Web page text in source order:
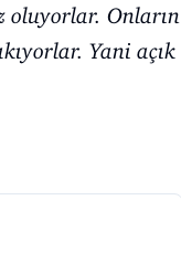
oluyorlar. Onların
Yani açık